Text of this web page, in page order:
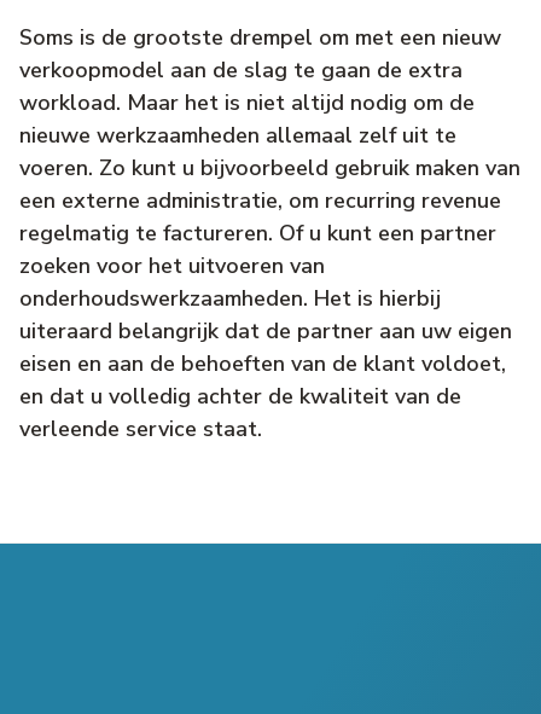
Soms is de grootste drempel om met een nieuw
verkoopmodel aan de slag te gaan de extra
workload. Maar het is niet altijd nodig om de
nieuwe werkzaamheden allemaal zelf uit te
voeren. Zo kunt u bijvoorbeeld gebruik maken van
een externe administratie, om recurring revenue
regelmatig te factureren. Of u kunt een partner
zoeken voor het uitvoeren van
onderhoudswerkzaamheden. Het is hierbij
uiteraard belangrijk dat de partner aan uw eigen
eisen en aan de behoeften van de klant voldoet,
en dat u volledig achter de kwaliteit van de
verleende service staat.